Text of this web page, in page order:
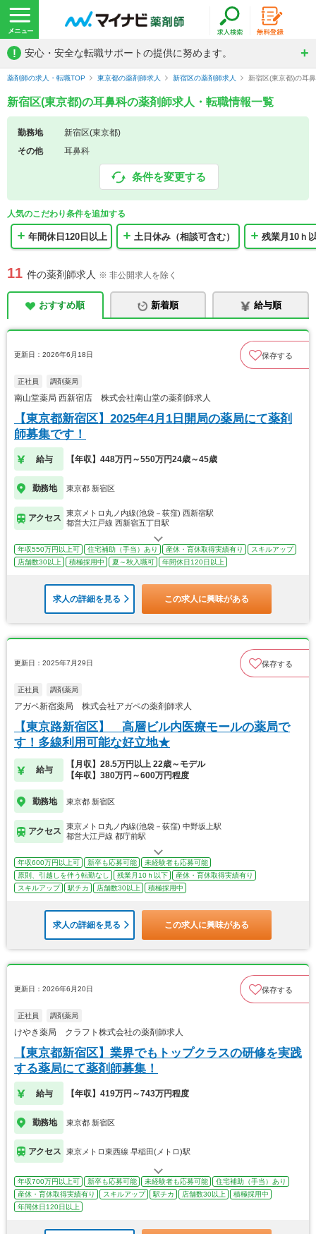
! 安心・安全な転職サポートの提供に努めます。
薬剤師の求人・転職TOP 東京都の薬剤師求人 新宿区の薬剤師求人 新宿区(東京都)の耳
新宿区(東京都)の耳鼻科の薬剤師求人・転職情報一覧
勤務地
新宿区(東京都)
その他
耳鼻科
条件を変更する
人気のこだわり条件を追加する
年間休日120日以上 土日休み（相談可含む） 残業月10ｈ
11 件の薬剤師求人 ※ 非公開求人を除く
おすすめ順 新着順 給与順
更新日：2026年6月18日 保存する
正社員 調剤薬局
南山堂薬局 西新宿店 株式会社南山堂の薬剤師求人
【東京都新宿区】2025年4月1日開局の薬局にて薬剤
師募集です！
給与 【年収】448万円～550万円24歳～45歳
勤務地 東京都 新宿区
アクセス
東京メトロ丸ノ内線(池袋－荻窪) 西新宿駅
都営大江戸線 西新宿五丁目駅
年収550万円以上可 住宅補助（手当）あり 産休・育休取得実績有り
スキルアップ
店舗数30以上
積極採用中 夏～秋入職可 年間休日120日以上
求人の詳細を見る この求人に興味がある
更新日：2025年7月29日 保存する
正社員 調剤薬局
アガペ新宿薬局 株式会社アガペの薬剤師求人
【東京路新宿区】 高層ビル内医療モールの薬局で
す！多線利用可能な好立地★
給与
【月収】28.5万円以上 22歳～モデル
【年収】380万円～600万円程度
勤務地 東京都 新宿区
アクセス
東京メトロ丸ノ内線(池袋－荻窪) 中野坂上駅
都営大江戸線 都庁前駅
年収600万円以上可 新卒も応募可能
未経験者も応募可能
原則、引越しを伴う転勤なし
残業月10ｈ以下
産休・育休取得実績有り
スキルアップ
駅チカ 店舗数30以上 積極採用中
求人の詳細を見る この求人に興味がある
更新日：2026年6月20日 保存する
正社員 調剤薬局
けやき薬局 クラフト株式会社の薬剤師求人
【東京都新宿区】業界でもトップクラスの研修を実践
する薬局にて薬剤師募集！
給与 【年収】419万円～743万円程度
勤務地 東京都 新宿区
アクセス 東京メトロ東西線 早稲田(メトロ)駅
年収700万円以上可 新卒も応募可能 未経験者も応募可能
住宅補助（手当）あり
産休・育休取得実績有り
スキルアップ 駅チカ 店舗数30以上
積極採用中
年間休日120日以上